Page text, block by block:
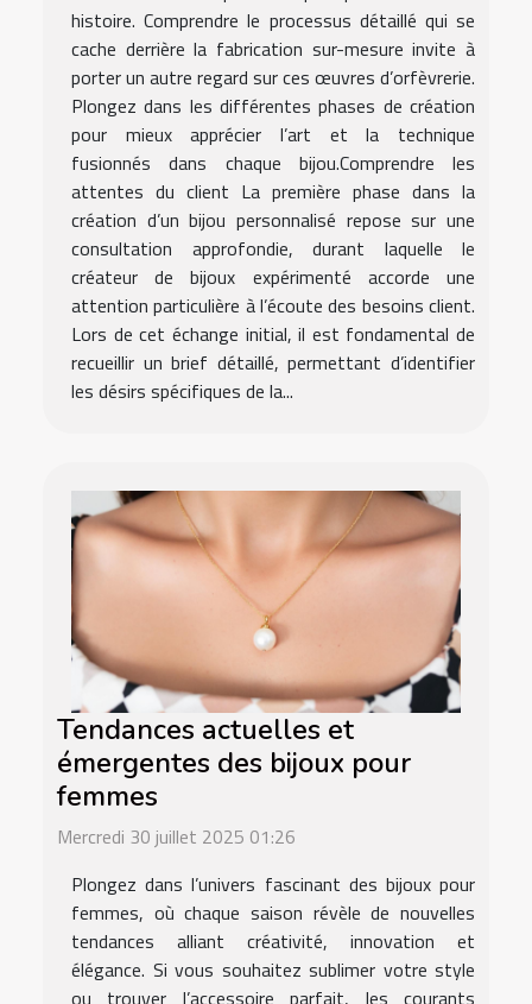
histoire. Comprendre le processus détaillé qui se
cache derrière la fabrication sur-mesure invite à
porter un autre regard sur ces œuvres d’orfèvrerie.
Plongez dans les différentes phases de création
pour mieux apprécier l’art et la technique
fusionnés dans chaque bijou.Comprendre les
attentes du client La première phase dans la
création d’un bijou personnalisé repose sur une
consultation approfondie, durant laquelle le
créateur de bijoux expérimenté accorde une
attention particulière à l’écoute des besoins client.
Lors de cet échange initial, il est fondamental de
recueillir un brief détaillé, permettant d’identifier
les désirs spécifiques de la...
Tendances actuelles et
émergentes des bijoux pour
femmes
Mercredi 30 juillet 2025 01:26
Plongez dans l’univers fascinant des bijoux pour
femmes, où chaque saison révèle de nouvelles
tendances alliant créativité, innovation et
élégance. Si vous souhaitez sublimer votre style